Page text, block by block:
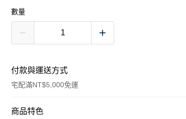
數量
付款與運送方式
宅配滿NT$5,000免運
付款方式
商品特色